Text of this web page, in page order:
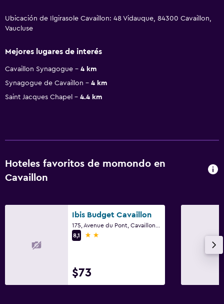
Ubicación de Ilgirasole Cavaillon: 48 Vidauque, 84300 Cavaillon,
Vaucluse
Mejores lugares de interés
Cavaillon Synagogue
4 km
Synagogue de Cavaillon
4 km
Saint Jacques Chapel
4.4 km
Hoteles favoritos de momondo en
Cavaillon
Ibis Budget Cavaillon
8,1
2 estrellas
$73